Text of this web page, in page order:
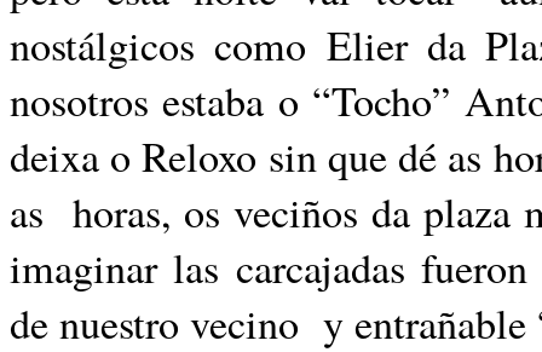
nostálgicos como Elier da
nosotros estaba o “Tocho”
deixa o Reloxo sin que dé as
as horas, os veciños da
imaginar las carcajadas
de nuestro vecino y entrañable